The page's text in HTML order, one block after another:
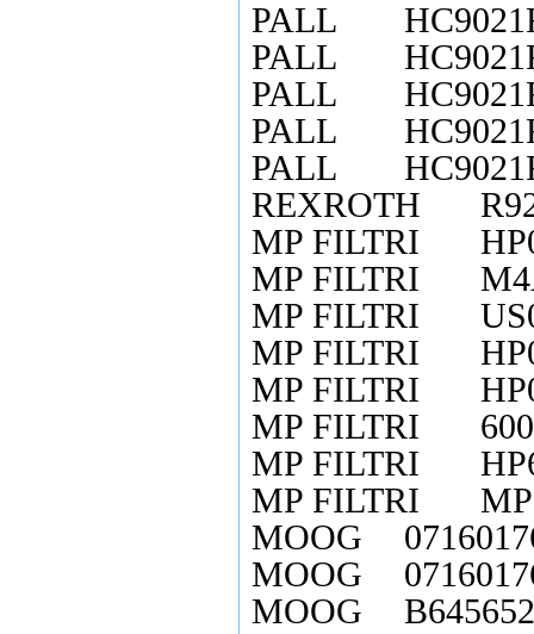
PALL
PALL
PALL
PALL
PALL
REXROTH
MP FILTRI
MP FILTRI
MP FILTRI
MP FILTRI
MP FILTRI
MP FILTRI
MP FILTRI
MP FILTRI
MOOG
MOOG
MOOG
B645652